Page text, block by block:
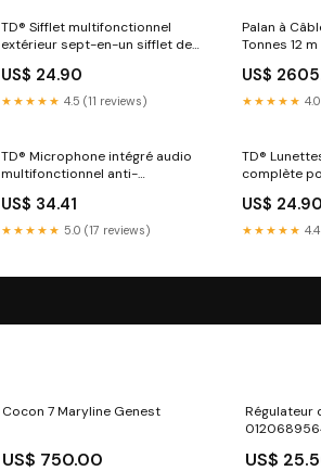
TD® Sifflet multifonctionnel
extérieur sept-en-un sifflet de
boussole thermomètre à
lumière LED 7 e
US$ 24.90
★★★★★ 4.5 (11 reviews)
Palan à
Tonnes 12
US$
★★★★★
TD® Microphone intégré audio
multifonctionnel anti-
mains libres Haut-parleur
Bluetooth avancé portable
US$ 34.41
★★★★★ 5.0 (17 reviews)
TD®
complète
Protection
Lunettes de
US$ 24.90
★★★★★
Cocon 7 Maryline Genest
US$ 750.00
Régulateur
US$